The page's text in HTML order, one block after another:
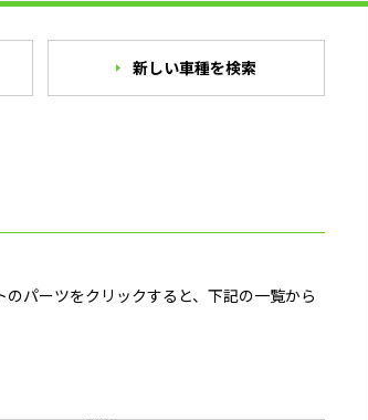
新しい車種を検索
パーツをクリックすると、下記の一覧から